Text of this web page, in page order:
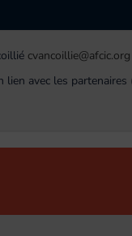
cvancoillie@afcic.org
avec les partenaires